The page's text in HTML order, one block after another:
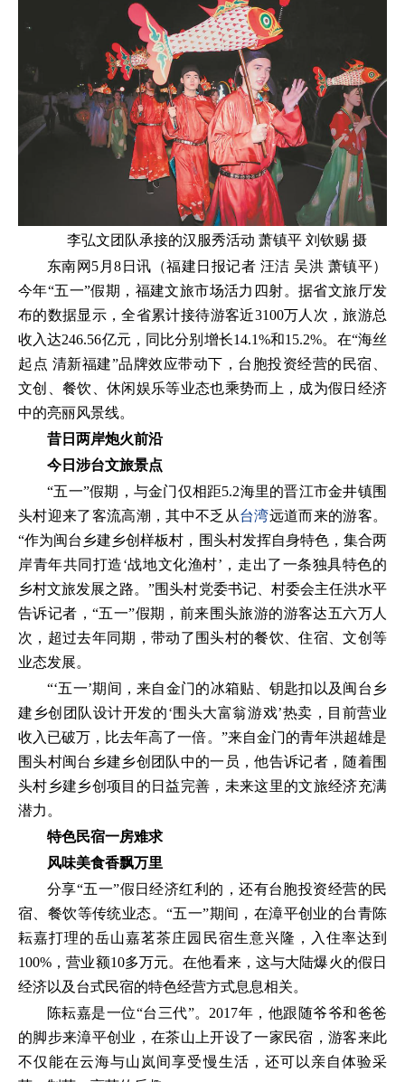
李弘文团队承接的汉服秀活动 萧镇平 刘钦赐 摄
东南网5月8日讯（福建日报记者 汪洁 吴洪 萧镇平）
今年“五一”假期，福建文旅市场活力四射。据省文旅厅发
布的数据显示，全省累计接待游客近3100万人次，旅游总
收入达246.56亿元，同比分别增长14.1%和15.2%。在“海丝
起点 清新福建”品牌效应带动下，台胞投资经营的民宿、
文创、餐饮、休闲娱乐等业态也乘势而上，成为假日经济
中的亮丽风景线。
昔日两岸炮火前沿
今日涉台文旅景点
“五一”假期，与金门仅相距5.2海里的晋江市金井镇围
头村迎来了客流高潮，其中不乏从台湾远道而来的游客。
“作为闽台乡建乡创样板村，围头村发挥自身特色，集合两
岸青年共同打造‘战地文化渔村’，走出了一条独具特色的
乡村文旅发展之路。”围头村党委书记、村委会主任洪水平
告诉记者，“五一”假期，前来围头旅游的游客达五六万人
次，超过去年同期，带动了围头村的餐饮、住宿、文创等
业态发展。
“‘五一’期间，来自金门的冰箱贴、钥匙扣以及闽台乡
建乡创团队设计开发的‘围头大富翁游戏’热卖，目前营业
收入已破万，比去年高了一倍。”来自金门的青年洪超雄是
围头村闽台乡建乡创团队中的一员，他告诉记者，随着围
头村乡建乡创项目的日益完善，未来这里的文旅经济充满
潜力。
特色民宿一房难求
风味美食香飘万里
分享“五一”假日经济红利的，还有台胞投资经营的民
宿、餐饮等传统业态。“五一”期间，在漳平创业的台青陈
耘嘉打理的岳山嘉茗茶庄园民宿生意兴隆，入住率达到
100%，营业额10多万元。在他看来，这与大陆爆火的假日
经济以及台式民宿的特色经营方式息息相关。
陈耘嘉是一位“台三代”。2017年，他跟随爷爷和爸爸
的脚步来漳平创业，在茶山上开设了一家民宿，游客来此
不仅能在云海与山岚间享受慢生活，还可以亲自体验采